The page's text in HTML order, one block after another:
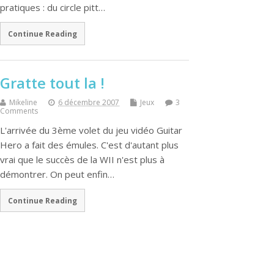
pratiques : du circle pitt…
Continue Reading
Gratte tout la !
Mikeline 6 décembre 2007 Jeux
3
Comments
L'arrivée du 3ème volet du jeu vidéo Guitar
Hero a fait des émules. C'est d'autant plus
vrai que le succès de la WII n'est plus à
démontrer. On peut enfin…
Continue Reading